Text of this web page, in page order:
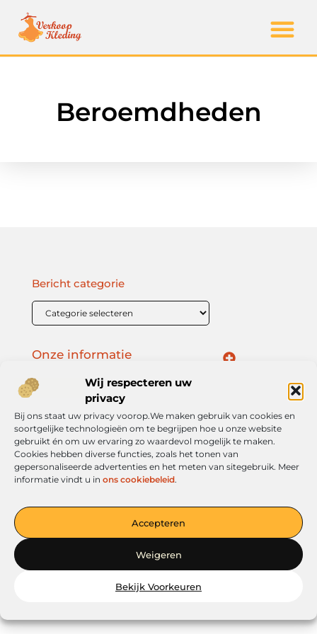
Wij respecteren uw
privacy
Bij ons staat uw privacy voorop.We maken gebruik van cookies en
soortgelijke technologieën om te begrijpen hoe u onze website
gebruikt én om uw ervaring zo waardevol mogelijk te maken.
Cookies hebben diverse functies, zoals het tonen van
gepersonaliseerde advertenties en het meten van sitegebruik. Meer
informatie vindt u in ons cookiebeleid.
Accepteren
Weigeren
Bekijk Voorkeuren
Beroemdheden
Jouw platform voor ideeën en inspiratie
— Verken boeiende verhalen, handige tips en informatieve
artikelen. Alles overzichtelijk op één plek. Begin vandaag nog met
@2025www.verkoopkleding.nl.All Right Reserved.
Onze informatie
Bericht categorie